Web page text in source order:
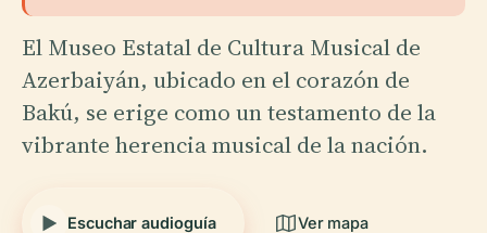
El Museo Estatal de Cultura Musical de
Azerbaiyán, ubicado en el corazón de
Bakú, se erige como un testamento de la
vibrante herencia musical de la nación.
Escuchar audioguía Ver mapa